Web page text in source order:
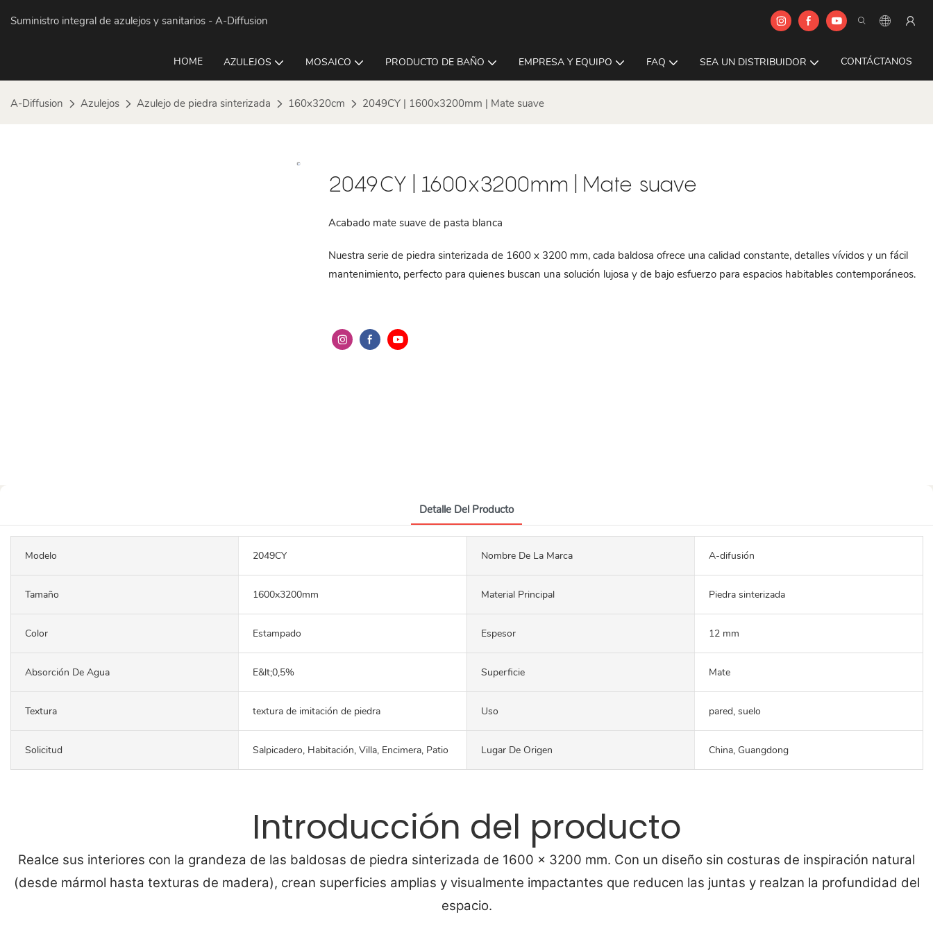
Suministro integral de azulejos y sanitarios - A-Diffusion
HOME AZULEJOS MOSAICO PRODUCTO DE BAÑO EMPRESA Y EQUIPO FAQ SEA UN DISTRIBUIDOR CONTÁCTANOS
A-Diffusion Azulejos Azulejo de piedra sinterizada 160x320cm 2049CY | 1600x3200mm | Mate suave
2049CY | 1600x3200mm | Mate suave
Acabado mate suave de pasta blanca
Nuestra serie de piedra sinterizada de 1600 x 3200 mm, cada baldosa ofrece una calidad constante, detalles vívidos y un fácil
mantenimiento, perfecto para quienes buscan una solución lujosa y de bajo esfuerzo para espacios habitables contemporáneos.
Detalle Del Producto
Modelo 2049CY Nombre De La Marca A-difusión
Tamaño 1600x3200mm Material Principal Piedra sinterizada
Color Estampado Espesor 12 mm
Absorción De Agua E&lt;0,5% Superficie Mate
Textura textura de imitación de piedra Uso pared, suelo
Solicitud Salpicadero, Habitación, Villa, Encimera, Patio Lugar De Origen China, Guangdong
Introducción del producto
Realce sus interiores con la grandeza de las baldosas de piedra sinterizada de 1600 x 3200 mm. Con un diseño sin costuras de inspiración natural
(desde mármol hasta texturas de madera), crean superficies amplias y visualmente impactantes que reducen las juntas y realzan la profundidad del
espacio.